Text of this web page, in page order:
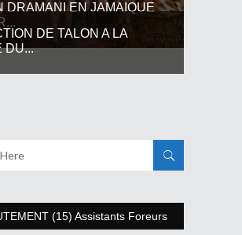
DRAMANI EN JAMAIQUE
DE TALON A LA
DU...
(15) Assistants Foreurs